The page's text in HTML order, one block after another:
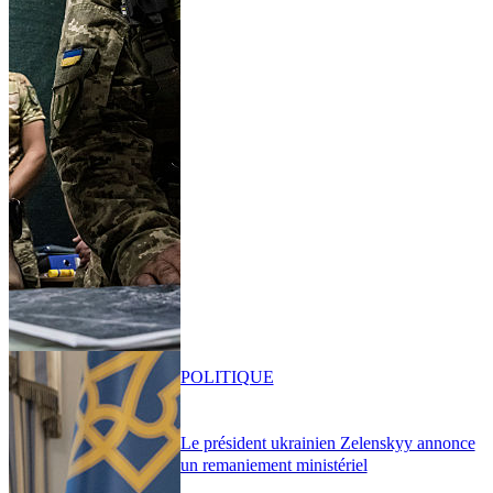
Le président ukrainien Zelenskyy annonce
un remaniement ministériel
POLITIQUE